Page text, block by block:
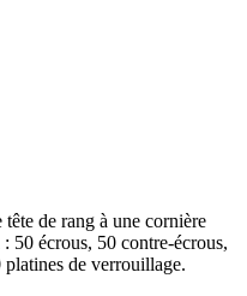
de rang à une cornière
50 écrous, 50 contre-écrous,
de verrouillage.